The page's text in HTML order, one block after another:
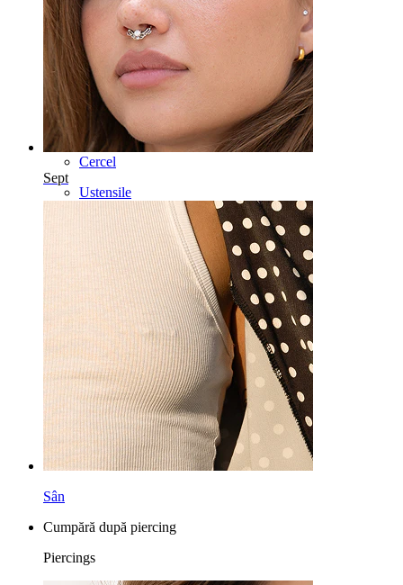
Sept
Sân
Cumpără după piercing
Piercings
Tragus
Barbell
Rook
Daith
Potcoavă
Cercel
Ustensile
Banana
Lobul urechii